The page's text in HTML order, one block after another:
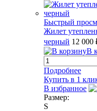
Быстрый
Жилет
черный 12 000
В
Подробнее
Купить в 1
В избранное
Размер:
S